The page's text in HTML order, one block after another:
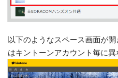
以下のようなスペース画面が
はキントーンアカウント毎に異